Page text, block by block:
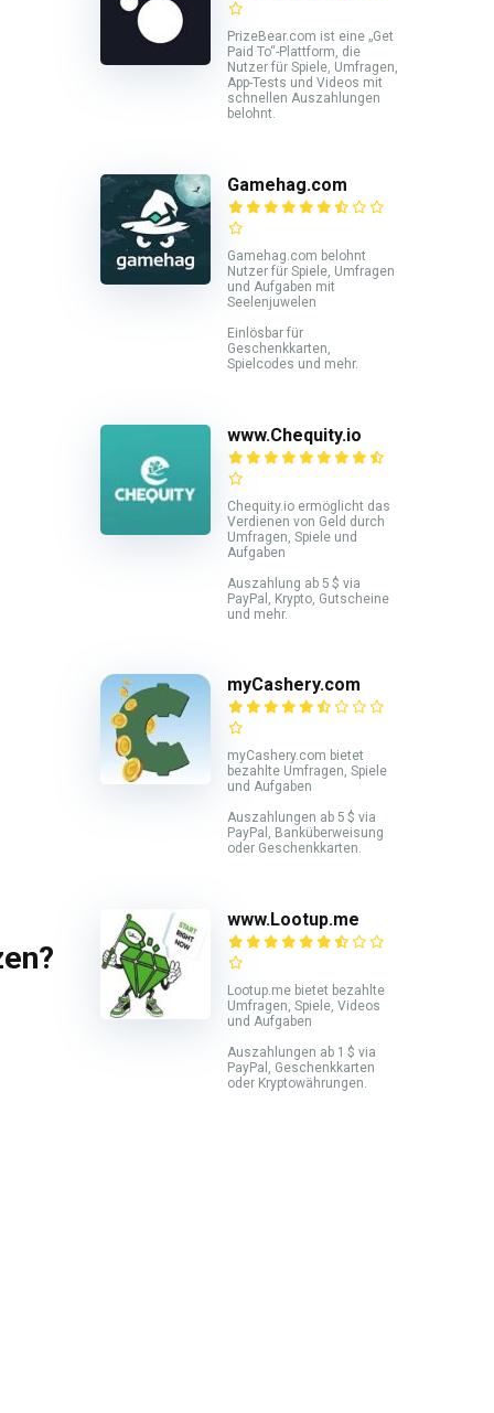
PrizeBear.com ist eine „Get
Paid To“-Plattform, die
Nutzer für Spiele, Umfragen,
App-Tests und Videos mit
schnellen Auszahlungen
belohnt.
Gamehag.com
Gamehag.com belohnt
Nutzer für Spiele, Umfragen
und Aufgaben mit
Seelenjuwelen
Einlösbar für
Geschenkkarten,
Spielcodes und mehr.
www.Chequity.io
Chequity.io ermöglicht das
Verdienen von Geld durch
Umfragen, Spiele und
Aufgaben
Auszahlung ab 5 $ via
PayPal, Krypto, Gutscheine
und mehr.
myCashery.com
myCashery.com bietet
bezahlte Umfragen, Spiele
und Aufgaben
Auszahlungen ab 5 $ via
PayPal, Banküberweisung
oder Geschenkkarten.
www.Lootup.me
Lootup.me bietet bezahlte
Umfragen, Spiele, Videos
und Aufgaben
Auszahlungen ab 1 $ via
PayPal, Geschenkkarten
oder Kryptowährungen.